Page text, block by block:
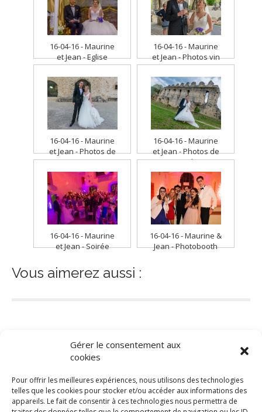
Gérer le consentement aux
cookies
Pour offrir les meilleures expériences, nous utilisons des technologies
telles que les cookies pour stocker et/ou accéder aux informations des
appareils. Le fait de consentir à ces technologies nous permettra de
16-04-16 - Maurine
et Jean - Eglise
16-04-16 - Maurine
et Jean - Photos vin
d'honneur
16-04-16 - Maurine
et Jean - Photos de
groupe
16-04-16 - Maurine
et Jean - Photos de
couple
16-04-16 - Maurine
et Jean - Soirée
16-04-16 - Maurine &
Jean - Photobooth
Vous aimerez aussi :